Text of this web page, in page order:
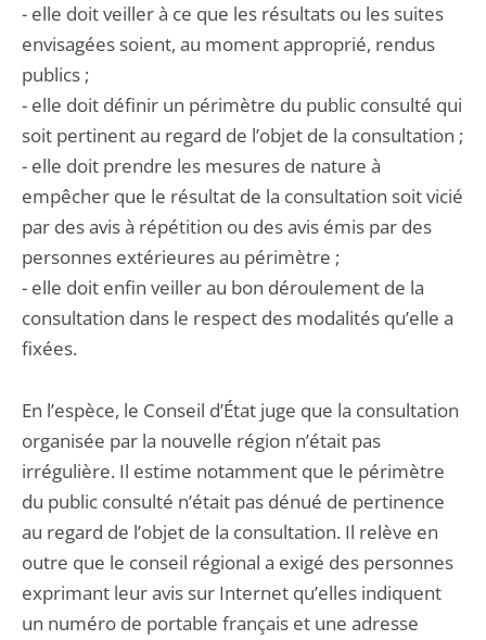
- elle doit veiller à ce que les résultats ou les suites
envisagées soient, au moment approprié, rendus
publics ;
- elle doit définir un périmètre du public consulté qui
soit pertinent au regard de l’objet de la consultation ;
- elle doit prendre les mesures de nature à
empêcher que le résultat de la consultation soit vicié
par des avis à répétition ou des avis émis par des
personnes extérieures au périmètre ;
- elle doit enfin veiller au bon déroulement de la
consultation dans le respect des modalités qu’elle a
fixées.
En l’espèce, le Conseil d’État juge que la consultation
organisée par la nouvelle région n’était pas
irrégulière. Il estime notamment que le périmètre
du public consulté n’était pas dénué de pertinence
au regard de l’objet de la consultation. Il relève en
outre que le conseil régional a exigé des personnes
exprimant leur avis sur Internet qu’elles indiquent
un numéro de portable français et une adresse